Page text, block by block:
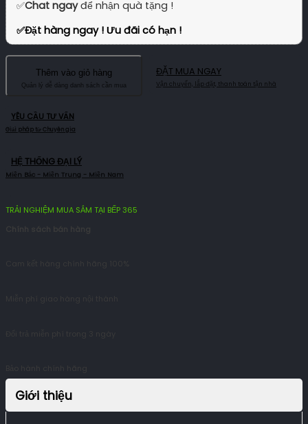
✅Chat ngayđể nhận quà tặng !
✅Đặt hàng ngay ! Ưu đãi có hạn !
Thêm vào giỏ hàng ĐẶT MUA NGAY
YÊU CẦU TƯ VẤN
HỆ THỐNG ĐẠI LÝ
TRẢI NGHIỆM MUA SẮM TẠI BẾP 365
Chính sách bán hàng
Giới thiệu